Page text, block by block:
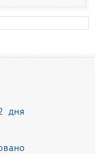
дня